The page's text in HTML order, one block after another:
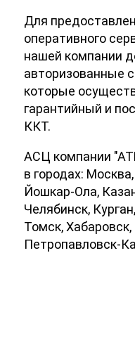
Для
оперативного
нашей компании
авторизованные
которые
гарантийный и
ККТ.
АСЦ компании
в городах:
Йошкар-Ола,
Челябинск,
Томск,
Петропавловск-